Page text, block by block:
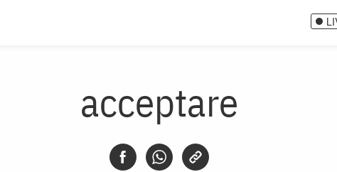
acceptare